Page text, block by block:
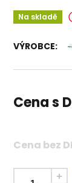
Na skladě
VÝROBCE:
Cena s
Cena bez